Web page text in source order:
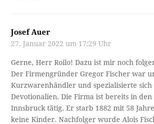
Josef Auer
27. Januar 2022 um 17:29 Uhr
Gerne, Herr Roilo! Dazu ist mir noch
Der Firmengründer Gregor Fischer war
Kurzwarenhändler und spezialisierte
Devotionalien. Die Firma ist bereits in den
Innsbruck tätig. Er starb 1882 mit 58
keine Kinder. Nachfolger wurde Alois